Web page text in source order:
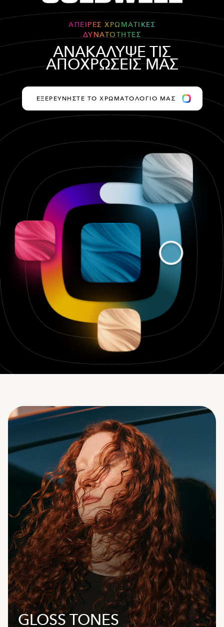
ΑΠΕΙΡΕΣ ΧΡΩΜΑΤΙΚΕΣ
ΔΥΝΑΤΟΤΗΤΕΣ
ΑΝΑΚΑΛΥΨΕ ΤΙΣ
ΑΠΟΧΡΩΣΕΙΣ ΜΑΣ
ΕΞΕΡΕΥΝΗΣΤΕ ΤΟ ΧΡΩΜΑΤΟΛΟΓΙΟ ΜΑΣ
GLOSS TONES